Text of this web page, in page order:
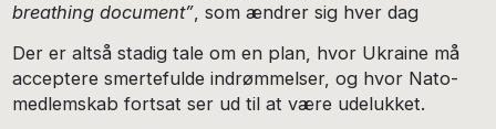
breathing document”, som ændrer sig hver dag
Der er altså stadig tale om en plan, hvor Ukraine må
acceptere smertefulde indrømmelser, og hvor Nato-
medlemskab fortsat ser ud til at være udelukket.